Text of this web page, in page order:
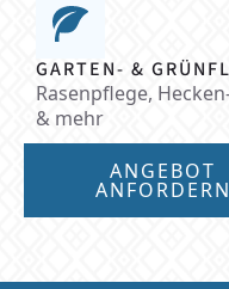
GARTEN- &
Rasenpflege,
& mehr
ANGEBOT
ANFORDERN